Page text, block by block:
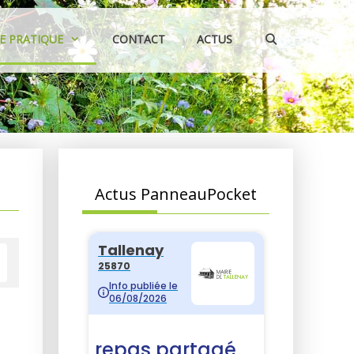
PRATIQUE CONTACT ACTUS
Actus PanneauPocket